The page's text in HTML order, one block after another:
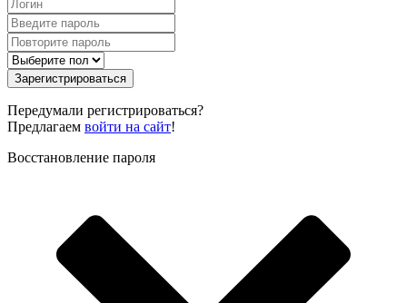
Зарегистрироваться
Передумали регистрироваться?
Предлагаем войти на сайт!
Восстановление пароля